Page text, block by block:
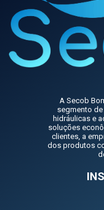
A Secob
segmento
hidráulicas e
soluções
clientes, a
dos produtos